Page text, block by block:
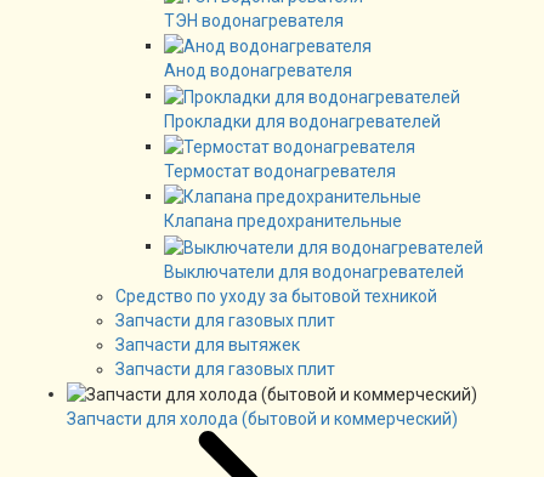
ТЭН водонагревателя
Анод водонагревателя
Прокладки для водонагревателей
Термостат водонагревателя
Клапана предохранительные
Выключатели для водонагревателей
Средство по уходу за бытовой техникой
Запчасти для газовых плит
Запчасти для вытяжек
Запчасти для газовых плит
Запчасти для холода (бытовой и коммерческий)